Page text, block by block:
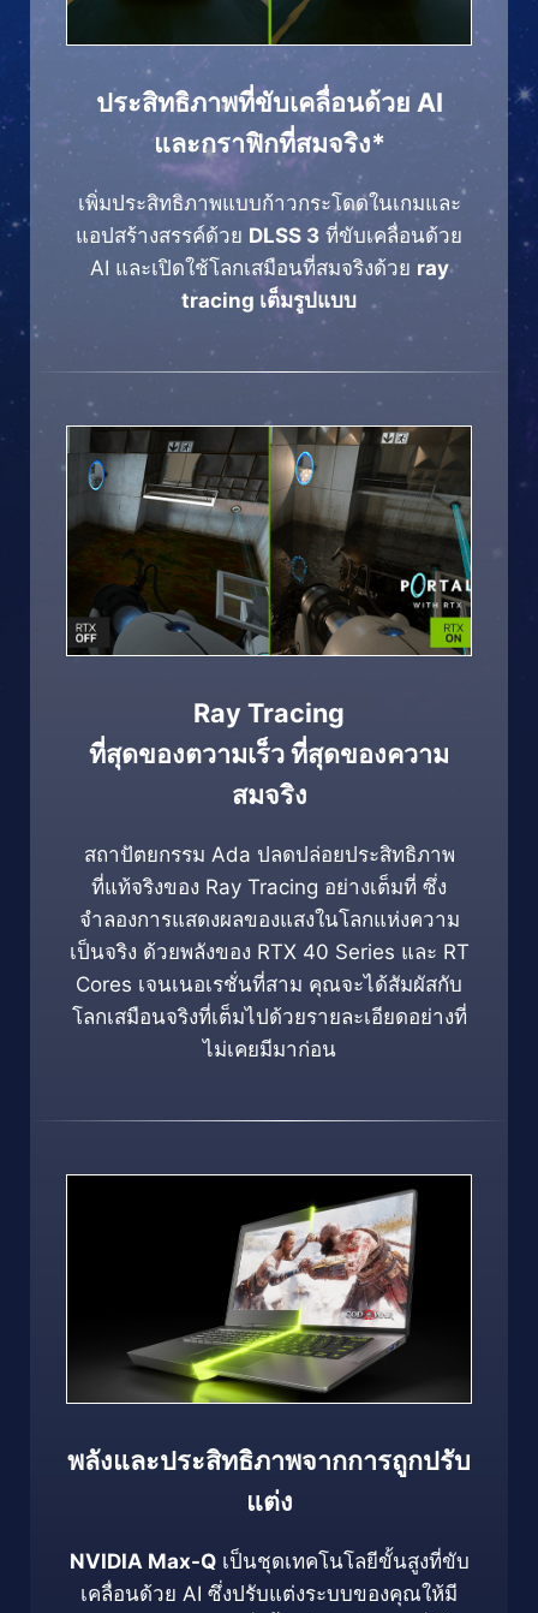
ประสิทธิภาพที่ขับเคลื่อนด้วย AI
และกราฟิกที่สมจริง*
เพิ่มประสิทธิภาพแบบก้าวกระโดดในเกมและ
แอปสร้างสรรค์ด้วย DLSS 3 ที่ขับเคลื่อนด้วย
AI และเปิดใช้โลกเสมือนที่สมจริงด้วย ray
tracing เต็มรูปแบบ
Ray Tracing
ที่สุดของตวามเร็ว ที่สุดของความ
สมจริง
สถาปัตยกรรม Ada ปลดปล่อยประสิทธิภาพ
ที่แท้จริงของ Ray Tracing อย่างเต็มที่ ซึ่ง
จำลองการแสดงผลของแสงในโลกแห่งความ
เป็นจริง ด้วยพลังของ RTX 40 Series และ RT
Cores เจนเนอเรชั่นที่สาม คุณจะได้สัมผัสกับ
โลกเสมือนจริงที่เต็มไปด้วยรายละเอียดอย่างที่
ไม่เคยมีมาก่อน
พลังและประสิทธิภาพจากการถูกปรับ
แต่ง
NVIDIA Max-Qเป็นชุดเทคโนโลยีขั้นสูงที่ขับ
เคลื่อนด้วย AI ซึ่งปรับแต่งระบบของคุณให้มี